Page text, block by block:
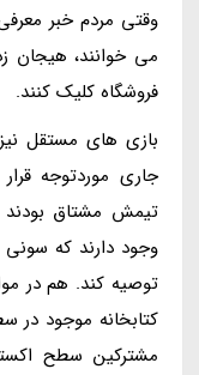
وقتی مردم خبر
می خوانند، هیجان
فروشگاه کلیک کنند.
بازی های مستقل
جاری موردتوجه
تیمش مشتاق
وجود دارند که سونی
توصیه کند. هم در
کتابخانه موجود در